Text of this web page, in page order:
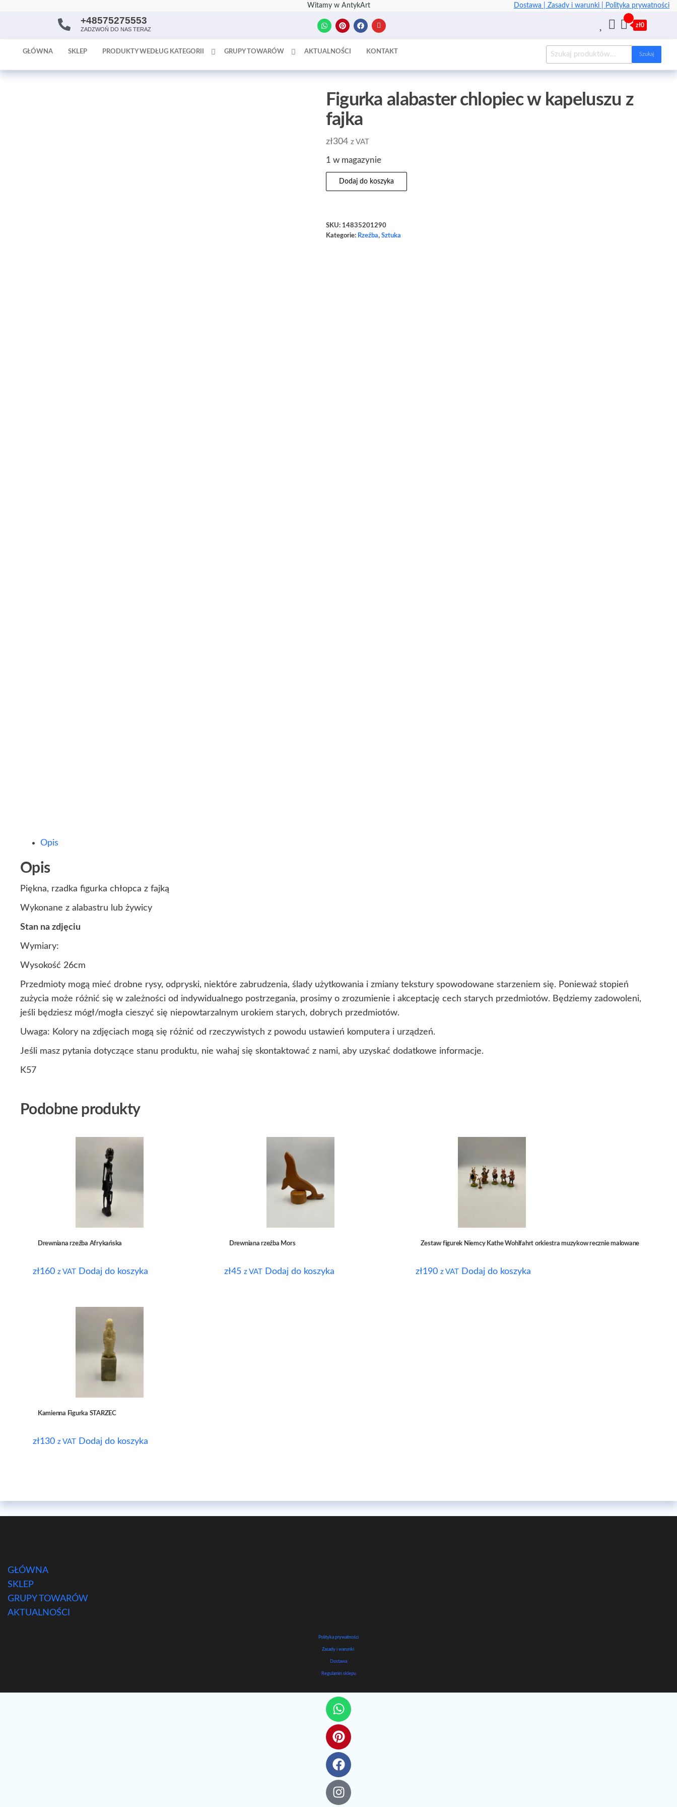
Witamy w AntykArt Dostawa | Zasady i warunki | Polityka prywatności
AntykArt
poświęcona
sprzedaży
tapet
+48575275553
ZADZWOŃ DO NAS TERAZ
zł0
GŁÓWNA SKLEP PRODUKTY WEDŁUG KATEGORII GRUPY TOWARÓW AKTUALNOŚCI KONTAKT Szukaj
Figurka alabaster chlopiec w kapeluszu z
fajka
zł304 z VAT
1 w magazynie
Dodaj do koszyka
SKU: 14835201290
Kategorie: Rzeźba, Sztuka
Opis
Opis
Piękna, rzadka figurka chłopca z fajką
Wykonane z alabastru lub żywicy
Stan na zdjęciu
Wymiary:
Wysokość 26cm
Przedmioty mogą mieć drobne rysy, odpryski, niektóre zabrudzenia, ślady użytkowania i zmiany tekstury spowodowane starzeniem się. Ponieważ stopień
zużycia może różnić się w zależności od indywidualnego postrzegania, prosimy o zrozumienie i akceptację cech starych przedmiotów. Będziemy zadowoleni,
jeśli będziesz mógł/mogła cieszyć się niepowtarzalnym urokiem starych, dobrych przedmiotów.
Uwaga: Kolory na zdjęciach mogą się różnić od rzeczywistych z powodu ustawień komputera i urządzeń.
Jeśli masz pytania dotyczące stanu produktu, nie wahaj się skontaktować z nami, aby uzyskać dodatkowe informacje.
K57
Podobne produkty
Drewniana rzeźba Afrykańska
zł160 z VAT Dodaj do koszyka
Drewniana rzeźba Mors
zł45 z VAT Dodaj do koszyka
Zestaw figurek Niemcy Kathe Wohlfahrt orkiestra muzykow recznie malowane
zł190 z VAT Dodaj do koszyka
Kamienna Figurka STARZEC
zł130 z VAT Dodaj do koszyka
GŁÓWNA
SKLEP
GRUPY TOWARÓW
AKTUALNOŚCI
Polityka prywatności
Zasady i warunki
Dostawa
Regulamin sklepu